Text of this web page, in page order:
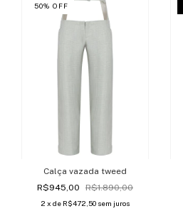
50% OFF
Calça vazada tweed
R$945,00
R$1.890,00
2 x de R$472,50 sem juros